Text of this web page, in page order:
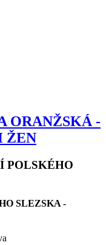
ORANŽSKÁ -
ŽEN
POLSKÉHO
SLEZSKA -